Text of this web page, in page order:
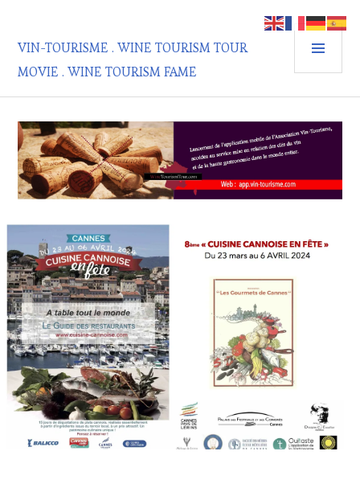
contenu
principal
VIN-TOURISME . WINE TOURISM TOUR
MOVIE . WINE TOURISM FAME